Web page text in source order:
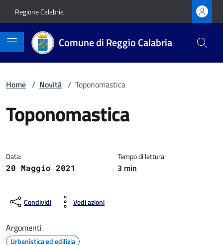
Regione Calabria
Comune di Reggio Calabria
Home / Novità / Toponomastica
Toponomastica
Data:
20 Maggio 2021
Tempo di lettura:
3 min
Condividi Vedi azioni
Argomenti
Urbanistica ed edilizia